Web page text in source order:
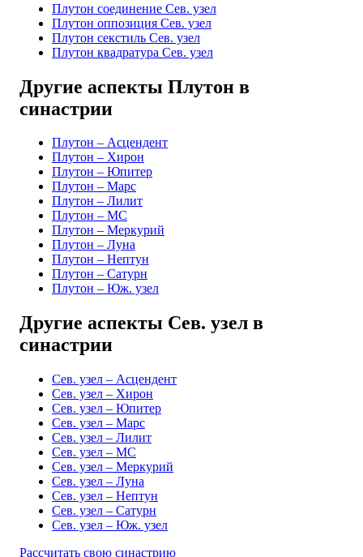
Плутон соединение Сев. узел
Плутон оппозиция Сев. узел
Плутон секстиль Сев. узел
Плутон квадратура Сев. узел
Другие аспекты Плутон в
синастрии
Плутон – Асцендент
Плутон – Хирон
Плутон – Юпитер
Плутон – Марс
Плутон – Лилит
Плутон – MC
Плутон – Меркурий
Плутон – Луна
Плутон – Нептун
Плутон – Сатурн
Плутон – Юж. узел
Другие аспекты Сев. узел в
синастрии
Сев. узел – Асцендент
Сев. узел – Хирон
Сев. узел – Юпитер
Сев. узел – Марс
Сев. узел – Лилит
Сев. узел – MC
Сев. узел – Меркурий
Сев. узел – Луна
Сев. узел – Нептун
Сев. узел – Сатурн
Сев. узел – Юж. узел
Рассчитать свою синастрию